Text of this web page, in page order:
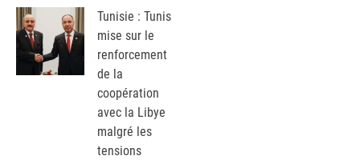
Tunisie : Tunis
mise sur le
renforcement
de la
coopération
avec la Libye
malgré les
tensions